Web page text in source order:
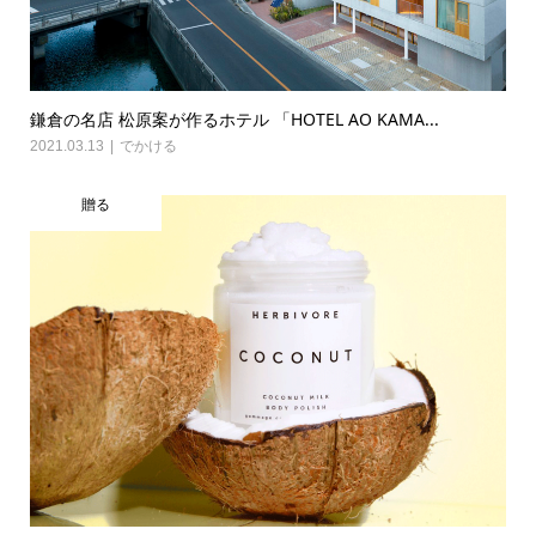
鎌倉の名店 松原案が作るホテル 「HOTEL AO KAMA...
2021.03.13 でかける
贈る